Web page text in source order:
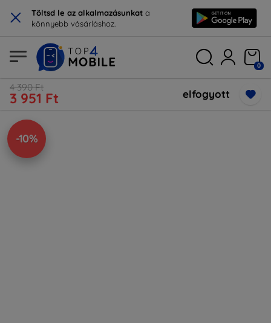
× Töltsd le az alkalmazásunkat a
könnyebb vásárláshoz.
0
4 390 Ft
3 951 Ft elfogyott
-10%